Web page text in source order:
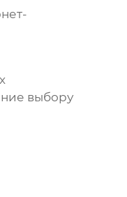
выбору